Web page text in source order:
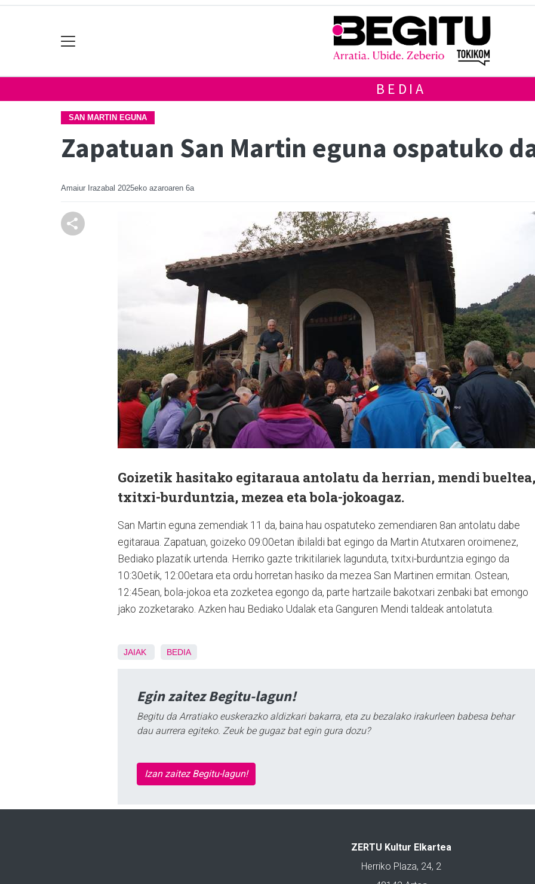
BEDIA
SAN MARTIN EGUNA
Zapatuan San Martin eguna ospatuko
Amaiur Irazabal 2025eko azaroaren 6a
Goizetik hasitako egitaraua antolatu da herrian, mendi bueltea,
txitxi-burduntzia, mezea eta bola-jokoagaz.
San Martin eguna zemendiak 11 da, baina hau ospatuteko zemendiaren 8an antolatu dabe
egitaraua. Zapatuan, goizeko 09:00etan ibilaldi bat egingo da Martin Atutxaren oroimenez,
Bediako plazatik urtenda. Herriko gazte trikitilariek lagunduta, txitxi-burduntzia egingo da
10:30etik, 12:00etara eta ordu horretan hasiko da mezea San Martinen ermitan. Ostean,
12:45ean, bola-jokoa eta zozketea egongo da, parte hartzaile bakotxari zenbaki bat emongo
jako zozketarako. Azken hau Bediako Udalak eta Ganguren Mendi taldeak antolatuta.
JAIAK BEDIA
Egin zaitez Begitu-lagun!
Begitu da Arratiako euskerazko aldizkari bakarra, eta zu bezalako irakurleen babesa behar
dau aurrera egiteko. Zeuk be gugaz bat egin gura dozu?
Izan zaitez Begitu-lagun!
ZERTU Kultur Elkartea
Herriko Plaza, 24, 2